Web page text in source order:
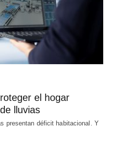
el hogar
lluvias
presentan déficit habitacional. Y